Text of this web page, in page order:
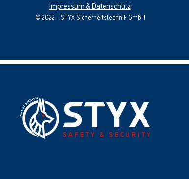
Impressum & Datenschutz
© 2022 – STYX Sicherheitstechnik GmbH